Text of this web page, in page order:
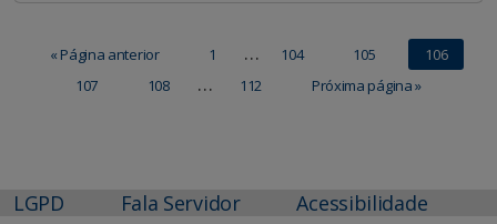
« Página anterior 1 … 104 105
106
107
108 … 112 Próxima página »
LGPD Fala Servidor Acessibilidade